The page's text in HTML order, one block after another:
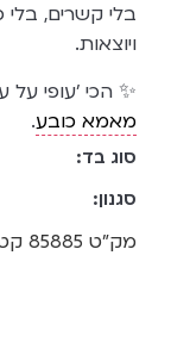
בלי קשרים,
ויוצאות.
✨ הכי 'עופי
מאמא כובע.
סוג בד:
סגנון:
מק"ט 85885